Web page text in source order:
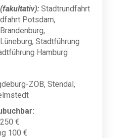
Stadtrundfahrt
Potsdam,
Stadtführung
Hamburg
ZOB, Stendal,
€
100 €